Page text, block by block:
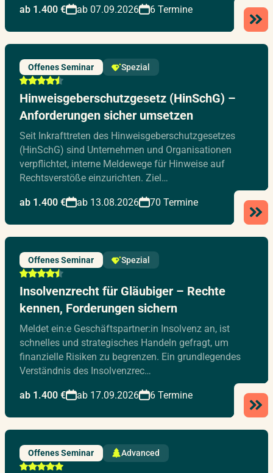
ab 1.400 € ab 07.09.2026 6 Termine
Offenes Seminar Spezial
Hinweisgeberschutzgesetz (HinSchG) –
Anforderungen sicher umsetzen
Seit Inkrafttreten des Hinweisgeberschutzgesetzes
(HinSchG) sind Unternehmen und Organisationen
verpflichtet, interne Meldewege für Hinweise auf
Rechtsverstöße einzurichten. Ziel…
ab 1.400 € ab 13.08.2026 70 Termine
Offenes Seminar Spezial
Insolvenzrecht für Gläubiger – Rechte
kennen, Forderungen sichern
Meldet ein:e Geschäftspartner:in Insolvenz an, ist
schnelles und strategisches Handeln gefragt, um
finanzielle Risiken zu begrenzen. Ein grundlegendes
Verständnis des Insolvenzrec…
ab 1.400 € ab 17.09.2026 6 Termine
Offenes Seminar Advanced